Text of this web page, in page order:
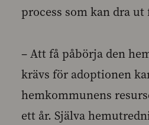
process som kan dra ut
– Att få påbörja den
krävs för adoptionen
hemkommunens
ett år. Själva